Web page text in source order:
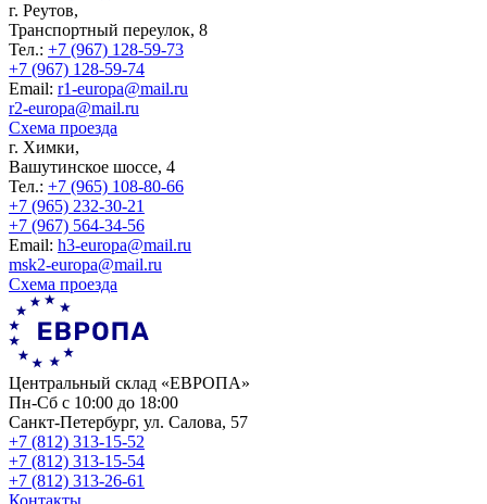
г. Реутов,
Транспортный переулок, 8
Тел.: +7 (967) 128-59-73
+7 (967) 128-59-74
Еmail: r1-europa@mail.ru
r2-europa@mail.ru
Схема проезда
г. Химки,
Вашутинское шоссе, 4
Тел.: +7 (965) 108-80-66
+7 (965) 232-30-21
+7 (967) 564-34-56
Еmail: h3-europa@mail.ru
msk2-europa@mail.ru
Схема проезда
Центральный склад «ЕВРОПА»
Пн-Сб с 10:00 до 18:00
Санкт-Петербург, ул. Салова, 57
+7 (812) 313-15-52
+7 (812) 313-15-54
+7 (812) 313-26-61